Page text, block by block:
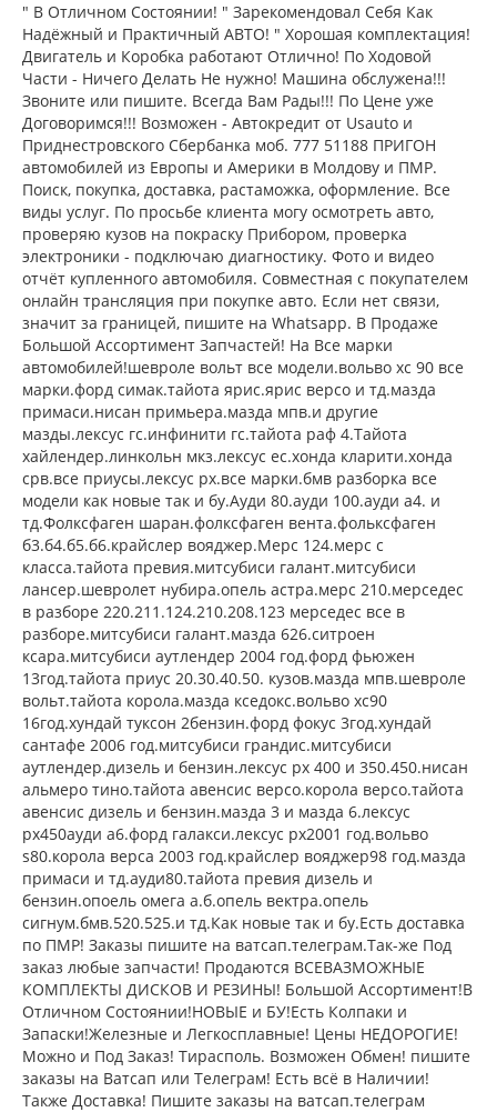
" В Отличном Состоянии! " Зарекомендовал Себя Как
Надёжный и Практичный АВТО! " Хорошая комплектация!
Двигатель и Коробка работают Отлично! По Ходовой
Части - Ничего Делать Не нужно! Машина обслужена!!!
Звоните или пишите. Всегда Вам Рады!!! По Цене уже
Договоримся!!! Возможен - Автокредит от Usauto и
Приднестровского Сбербанка моб. 777 51188 ПРИГОН
автомобилей из Европы и Америки в Молдову и ПМР.
Поиск, покупка, доставка, растаможка, оформление. Все
виды услуг. По просьбе клиента могу осмотреть авто,
проверяю кузов на покраску Прибором, проверка
электроники - подключаю диагностику. Фото и видео
отчёт купленного автомобиля. Совместная с покупателем
онлайн трансляция при покупке авто. Если нет связи,
значит за границей, пишите на Whatsapp. В Продаже
Большой Ассортимент Запчастей! На Все марки
автомобилей!шевроле вольт все модели.вольво хс 90 все
марки.форд симак.тайота ярис.ярис версо и тд.мазда
примаси.нисан примьера.мазда мпв.и другие
мазды.лексус гс.инфинити гс.тайота раф 4.Тайота
хайлендер.линкольн мкз.лексус ес.хонда кларити.хонда
срв.все приусы.лексус рх.все марки.бмв разборка все
модели как новые так и бу.Ауди 80.ауди 100.ауди а4. и
тд.Фолксфаген шаран.фолксфаген вента.фольксфаген
б3.б4.б5.б6.крайслер вояджер.Мерс 124.мерс с
класса.тайота превия.митсубиси галант.митсубиси
лансер.шевролет нубира.опель астра.мерс 210.мерседес
в разборе 220.211.124.210.208.123 мерседес все в
разборе.митсубиси галант.мазда 626.ситроен
ксара.митсубиси аутлендер 2004 год.форд фьюжен
13год.тайота приус 20.30.40.50. кузов.мазда мпв.шевроле
вольт.тайота корола.мазда кседокс.вольво хс90
16год.хундай туксон 2бензин.форд фокус 3год.хундай
сантафе 2006 год.митсубиси грандис.митсубиси
аутлендер.дизель и бензин.лексус рх 400 и 350.450.нисан
альмеро тино.тайота авенсис версо.корола версо.тайота
авенсис дизель и бензин.мазда 3 и мазда 6.лексус
рх450ауди а6.форд галакси.лексус рх2001 год.вольво
s80.корола верса 2003 год.крайслер вояджер98 год.мазда
примаси и тд.ауди80.тайота превия дизель и
бензин.опоель омега а.б.опель вектра.опель
сигнум.бмв.520.525.и тд.Как новые так и бу.Есть доставка
по ПМР! Заказы пишите на ватсап.телеграм.Так-же Под
заказ любые запчасти! Продаются ВСЕВАЗМОЖНЫЕ
КОМПЛЕКТЫ ДИСКОВ И РЕЗИНЫ! Большой Ассортимент!В
Отличном Состоянии!НОВЫЕ и БУ!Есть Колпаки и
Запаски!Железные и Легкосплавные! Цены НЕДОРОГИЕ!
Можно и Под Заказ! Тирасполь. Возможен Обмен! пишите
заказы на Ватсап или Телеграм! Есть всё в Наличии!
Также Доставка! Пишите заказы на ватсап.телеграм